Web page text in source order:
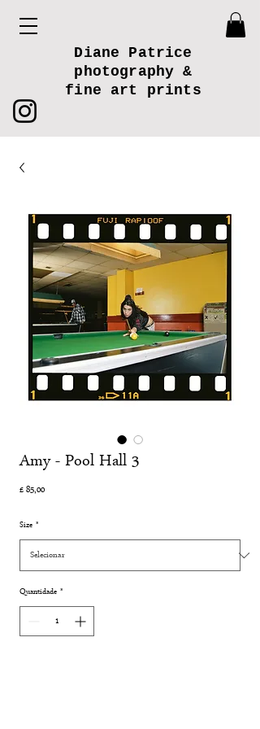
Diane Patrice
photography &
fine art prints
Amy - Pool Hall 3
£ 85,00Preço
Size *
Quantidade *